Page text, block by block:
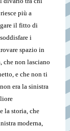
più a
il fitto di
i
spazio in
che non lasciano
e che non ti
era la sinistra
la storia, che
moderna,